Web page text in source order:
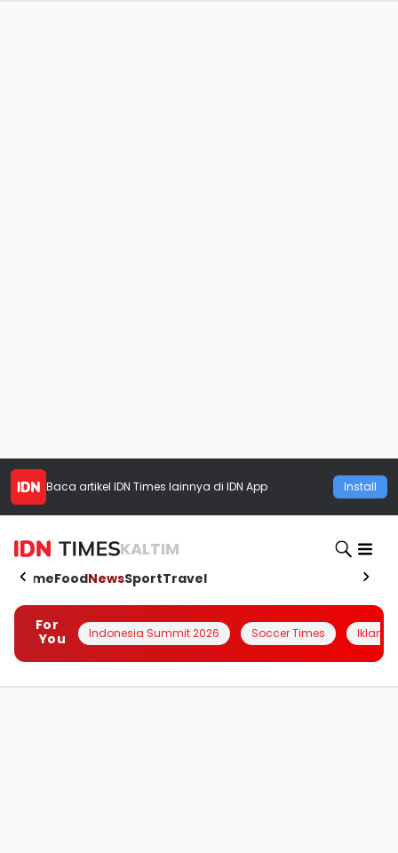
Baca artikel IDN Times lainnya di IDN App Install
KALTIM
HomeFoodNewsSportTravel
For
You
Indonesia Summit 2026 Soccer Times Iklanin